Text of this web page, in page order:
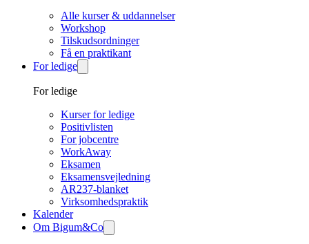
Alle kurser & uddannelser
Workshop
Tilskudsordninger
Få en praktikant
For ledige
For ledige
Kurser for ledige
Positivlisten
For jobcentre
WorkAway
Eksamen
Eksamensvejledning
AR237-blanket
Virksomhedspraktik
Kalender
Om Bigum&Co